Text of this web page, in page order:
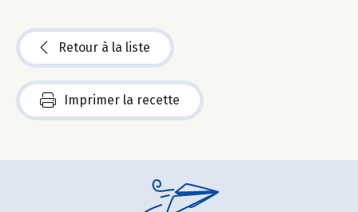
Retour à la liste
Imprimer la recette